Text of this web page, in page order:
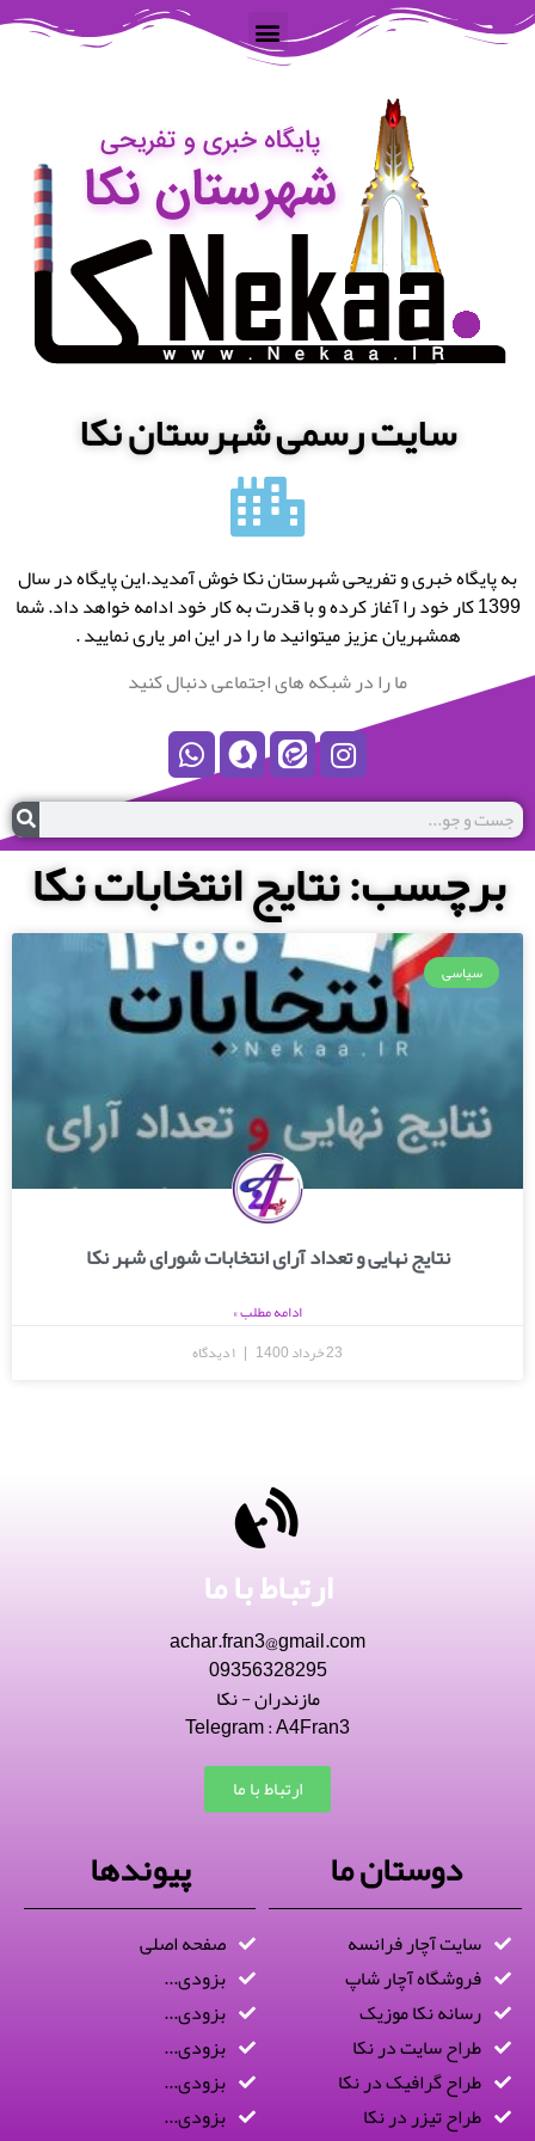
سایت رسمی شهرستان نکا
به پایگاه خبری و تفریحی شهرستان نکا خوش آمدید.این پایگاه در سال
1399 کار خود را آغاز کرده و با قدرت به کار خود ادامه خواهد داد. شما
همشهریان عزیز میتوانید ما را در این امر یاری نمایید .
ما را در شبکه های اجتماعی دنبال کنید
برچسب: نتایج انتخابات نکا
سیاسی
نتایج نهایی و تعداد آرای انتخابات شورای شهر نکا
ادامه مطلب »
23 خرداد 1400
ارتباط با ما
achar.fran3@gmail.com
09356328295
مازندران - نکا
Telegram : A4Fran3
ارتباط با ما
دوستان ما
سایت آچار فرانسه
فروشگاه آچار شاپ
رسانه نکا موزیک
طراح سایت در نکا
طراح گرافیک در نکا
طراح تیزر در نکا
پیوندها
صفحه اصلی
بزودی...
بزودی...
بزودی...
بزودی...
بزودی...